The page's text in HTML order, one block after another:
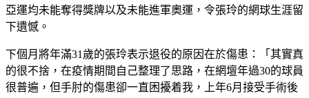
亞運均未能奪得獎牌以及未能進軍奧運，令張玲的網球生涯留
下遺憾。
下個月將年滿31歲的張玲表示退役的原因在於傷患：「其實真
的很不捨，在疫情期間自己整理了思路，在網壇年過30的球員
很普遍，但手肘的傷患卻一直困擾着我，上年6月接受手術後